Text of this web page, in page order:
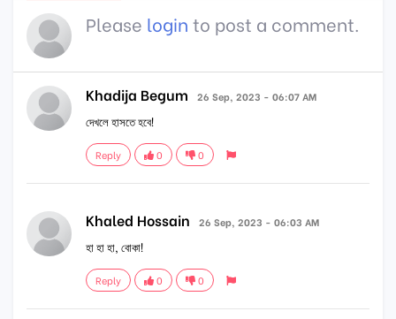
Please login to post a comment.
Khadija Begum 26 Sep, 2023 - 06:07 AM
দেখলে হাসতে হবে!
Reply 0 0
Khaled Hossain 26 Sep, 2023 - 06:03 AM
হা হা হা, বোকা!
Reply 0 0